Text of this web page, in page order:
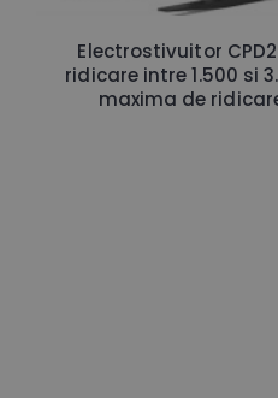
Electrostivuitor
ridicare intre 1.500 si
maxima de